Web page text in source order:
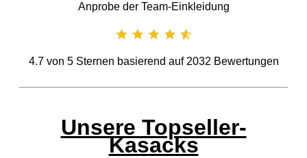
Anprobe der Team-Einkleidung
4.7von 5Sternen basierend auf 2032 Bewertungen
Unsere Topseller-
Kasacks